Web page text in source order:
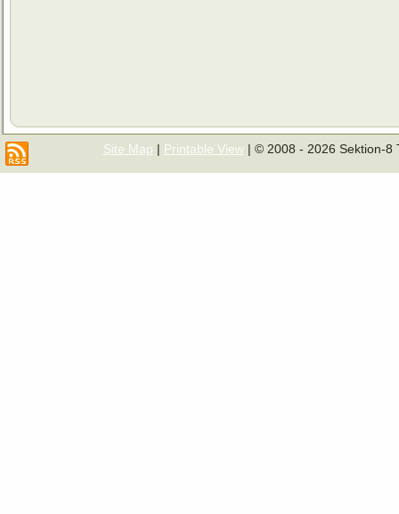
Site Map | Printable View| © 2008 - 2026 Sektion-8